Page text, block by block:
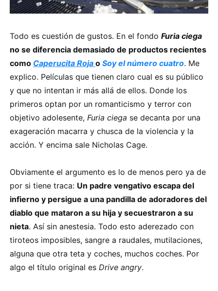
Todo es cuestión de gustos. En el fondo Furia ciega
no se diferencia demasiado de productos recientes
como Caperucita Roja o Soy el número cuatro. Me
explico. Películas que tienen claro cual es su público
y que no intentan ir más allá de ellos. Donde los
primeros optan por un romanticismo y terror con
objetivo adolesente, Furia ciega se decanta por una
exageración macarra y chusca de la violencia y la
acción. Y encima sale Nicholas Cage.
Obviamente el argumento es lo de menos pero ya de
por si tiene traca: Un padre vengativo escapa del
infierno y persigue a una pandilla de adoradores del
diablo que mataron a su hija y secuestraron a su
nieta. Así sin anestesia. Todo esto aderezado con
tiroteos imposibles, sangre a raudales, mutilaciones,
alguna que otra teta y coches, muchos coches. Por
algo el título original es Drive angry.